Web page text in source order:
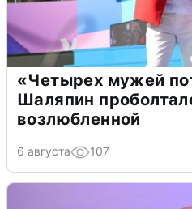
«Четырех мужей
Шаляпин
возлюбленной
6 августа 107